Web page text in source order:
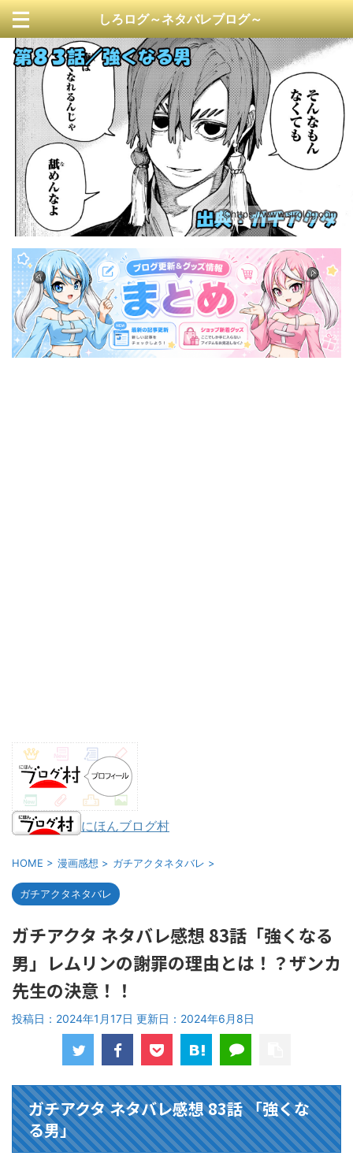
しろログ～ネタバレブログ～
https://www.sirolog.com
にほんブログ村
HOME > 漫画感想 > ガチアクタネタバレ >
ガチアクタネタバレ
ガチアクタ ネタバレ感想 83話「強くなる
男」レムリンの謝罪の理由とは！？ザンカ
先生の決意！！
投稿日：2024年1月17日 更新日： 2024年6月8日
ガチアクタ ネタバレ感想 83話 「強くな
る男」